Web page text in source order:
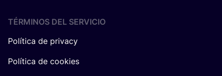
TÉRMINOS DEL SERVICIO
Política de privacy
Política de cookies